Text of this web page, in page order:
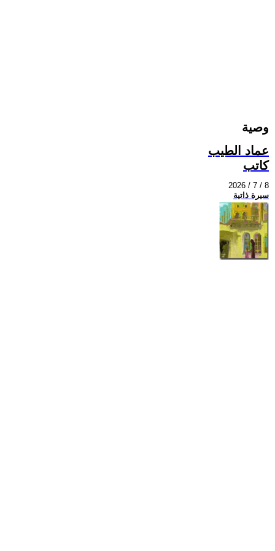
وصية
عماد الطيب
كاتب
2026 / 7 / 8
سيرة ذاتية